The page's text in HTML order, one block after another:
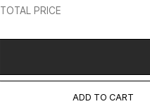
TOTAL PRICE
ADD TO CART